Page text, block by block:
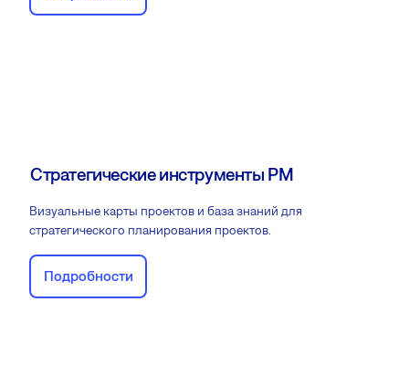
Стратегические инструменты PM
Визуальные карты проектов и база знаний для
стратегического планирования проектов.
Подробности